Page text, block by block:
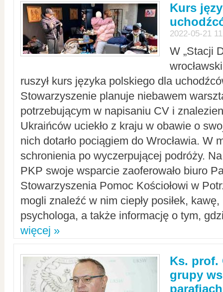
Kurs
2022-05-21
W „Stacji
ruszył kurs języka polskiego dla
Stowarzyszenie planuje niebawem
potrzebującym w napisaniu CV i
Ukraińców uciekło z kraju w obawie o
nich dotarło pociągiem do Wrocławia. W
schronienia po wyczerpującej podróży.
PKP swoje wsparcie zaoferowało biuro
Stowarzyszenia Pomoc Kościołowi w
mogli znaleźć w nim ciepły posiłek,
psychologa, a także informację o tym,
więcej »
Ks. prof.
grupy
parafiach